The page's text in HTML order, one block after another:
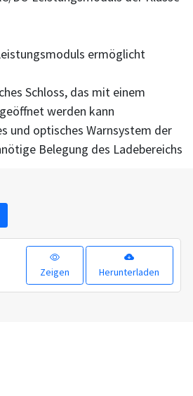
ermöglicht
Schloss, das mit einem
werden kann
und optisches Warnsystem der
Belegung des Ladebereichs
Zeigen Herunterladen